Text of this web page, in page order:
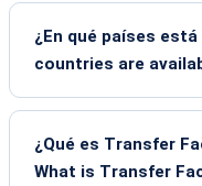
¿En qué países
countries are
¿Qué es Transfer
What is Transfer